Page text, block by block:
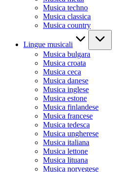
Musica techno
Musica classica
Musica country
Lingue musicali
Musica bulgara
Musica croata
Musica ceca
Musica danese
Musica inglese
Musica estone
Musica finlandese
Musica francese
Musica tedesca
Musica ungherese
Musica italiana
Musica lettone
Musica lituana
Musica norvegese